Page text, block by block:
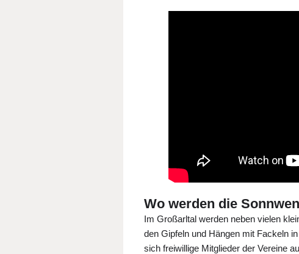
Wo werden die
Im Großarltal werden neben vielen
den Gipfeln und Hängen mit Fackeln
sich freiwillige Mitglieder der Vereine